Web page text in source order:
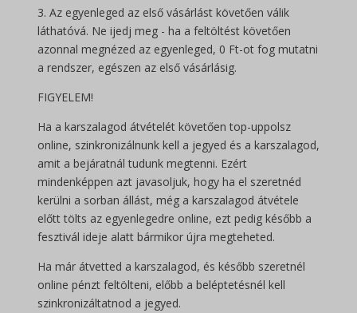
3. Az egyenleged az első vásárlást követően válik
láthatóvá. Ne ijedj meg - ha a feltöltést követően
azonnal megnézed az egyenleged, 0 Ft-ot fog mutatni
a rendszer, egészen az első vásárlásig.
FIGYELEM!
Ha a karszalagod átvételét követően top-uppolsz
online, szinkronizálnunk kell a jegyed és a karszalagod,
amit a bejáratnál tudunk megtenni. Ezért
mindenképpen azt javasoljuk, hogy ha el szeretnéd
kerülni a sorban állást, még a karszalagod átvétele
előtt tölts az egyenlegedre online, ezt pedig később a
fesztivál ideje alatt bármikor újra megteheted.
Ha már átvetted a karszalagod, és később szeretnél
online pénzt feltölteni, előbb a beléptetésnél kell
szinkronizáltatnod a jegyed.